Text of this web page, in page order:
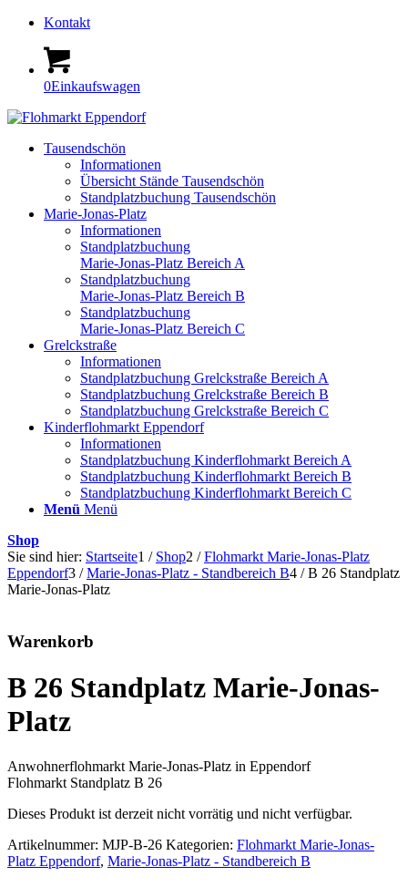
Kontakt
0Einkaufswagen
Tausendschön
Informationen
Übersicht Stände Tausendschön
Standplatzbuchung Tausendschön
Marie-Jonas-Platz
Informationen
Standplatzbuchung
Marie-Jonas-Platz Bereich A
Standplatzbuchung
Marie-Jonas-Platz Bereich B
Standplatzbuchung
Marie-Jonas-Platz Bereich C
Grelckstraße
Informationen
Standplatzbuchung Grelckstraße Bereich A
Standplatzbuchung Grelckstraße Bereich B
Standplatzbuchung Grelckstraße Bereich C
Kinderflohmarkt Eppendorf
Informationen
Standplatzbuchung Kinderflohmarkt Bereich A
Standplatzbuchung Kinderflohmarkt Bereich B
Standplatzbuchung Kinderflohmarkt Bereich C
Menü Menü
Shop
Sie sind hier: Startseite1 / Shop2 / Flohmarkt Marie-Jonas-Platz
Eppendorf3 / Marie-Jonas-Platz - Standbereich B4 / B 26 Standplatz
Marie-Jonas-Platz
Warenkorb
B 26 Standplatz Marie-Jonas-
Platz
Anwohnerflohmarkt Marie-Jonas-Platz in Eppendorf
Flohmarkt Standplatz B 26
Dieses Produkt ist derzeit nicht vorrätig und nicht verfügbar.
Artikelnummer: MJP-B-26 Kategorien: Flohmarkt Marie-Jonas-
Platz Eppendorf, Marie-Jonas-Platz - Standbereich B